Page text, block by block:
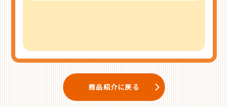
商品紹介に戻る